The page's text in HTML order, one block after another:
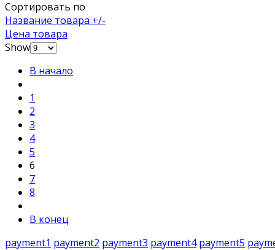
Сортировать по
Название товара +/-
Цена товара
Show
В начало
1
2
3
4
5
6
7
8
В конец
payment1 payment2 payment3 payment4 payment5